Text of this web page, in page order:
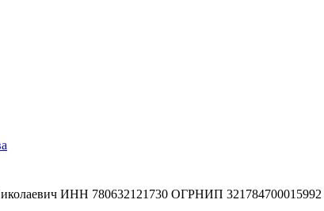
ИНН 780632121730 ОГРНИП 321784700015992